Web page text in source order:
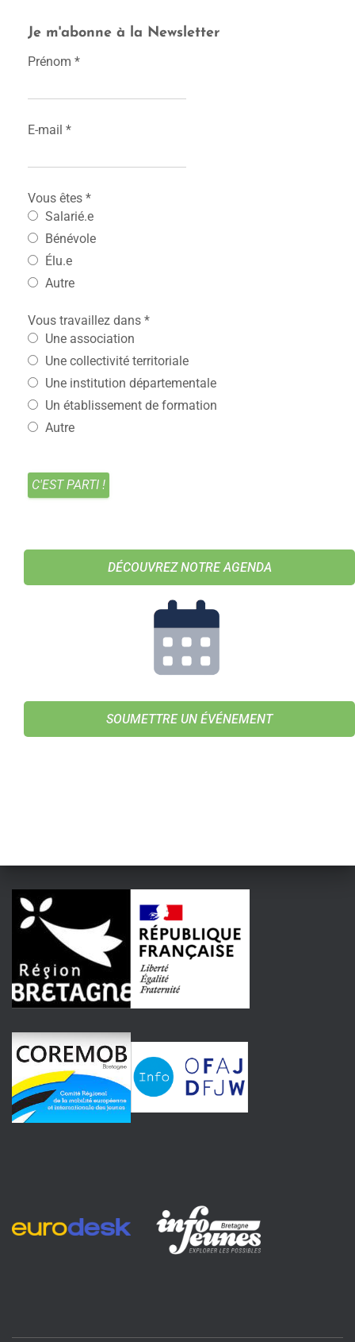
Je m'abonne à la Newsletter
Prénom *
E-mail *
Vous êtes *
Salarié.e
Bénévole
Élu.e
Autre
Vous travaillez dans *
Une association
Une collectivité territoriale
Une institution départementale
Un établissement de formation
Autre
DÉCOUVREZ NOTRE AGENDA
SOUMETTRE UN ÉVÉNEMENT